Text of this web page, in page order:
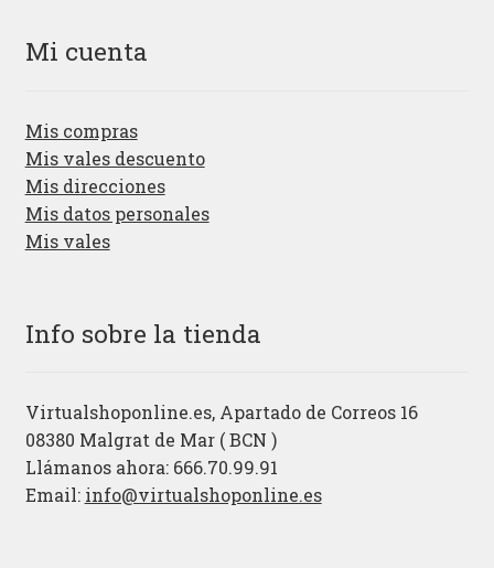
Mi cuenta
Mis compras
Mis vales descuento
Mis direcciones
Mis datos personales
Mis vales
Info sobre la tienda
Virtualshoponline.es, Apartado de Correos 16
08380 Malgrat de Mar ( BCN )
Llámanos ahora: 666.70.99.91
Email: info@virtualshoponline.es